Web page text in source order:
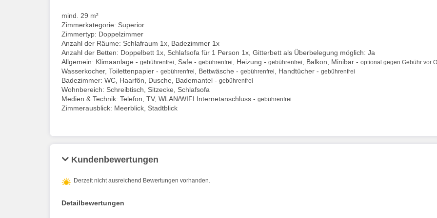
mind. 29 m²
Zimmerkategorie: Superior
Zimmertyp: Doppelzimmer
Anzahl der Räume: Schlafraum 1x, Badezimmer 1x
Anzahl der Betten: Doppelbett 1x, Schlafsofa für 1 Person 1x, Gitterbett als Überbelegung möglich: Ja
Allgemein: Klimaanlage - gebührenfrei , Safe - gebührenfrei , Heizung - gebührenfrei , Balkon, Minibar - optional gegen Gebühr vor
Wasserkocher, Toilettenpapier - gebührenfrei , Bettwäsche - gebührenfrei , Handtücher - gebührenfrei
Badezimmer: WC, Haarfön, Dusche, Bademantel - gebührenfrei
Wohnbereich: Schreibtisch, Sitzecke, Schlafsofa
Medien & Technik: Telefon, TV, WLAN/WIFI Internetanschluss - gebührenfrei
Zimmerausblick: Meerblick, Stadtblick
Kundenbewertungen
Derzeit nicht ausreichend Bewertungen vorhanden.
Detailbewertungen